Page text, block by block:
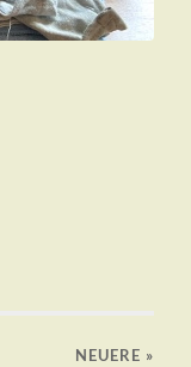
NEUERE »